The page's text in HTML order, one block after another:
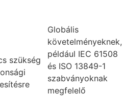
szükség
Globális
követelményeknek,
például IEC 61508
és ISO 13849-1
szabványoknak
megfelelő